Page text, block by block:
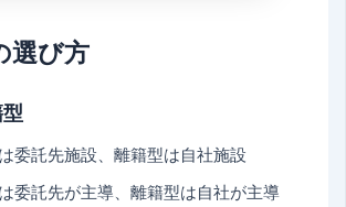
選び方
委託先施設、離籍型は自社施設
委託先が主導、離籍型は自社が主導